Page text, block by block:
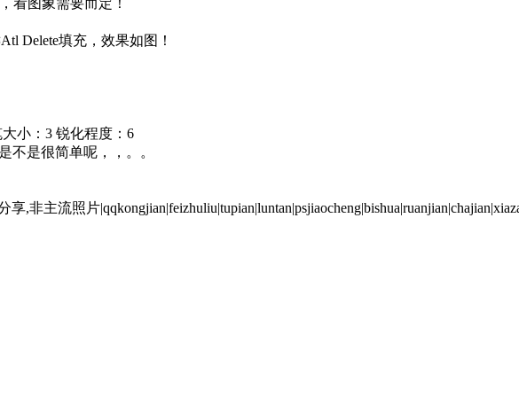
Delete填充，效果如图！
小：3 锐化程度：6
不是很简单呢，，。。
主流照片